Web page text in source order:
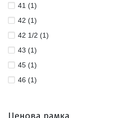
41 (1)
42 (1)
42 1/2 (1)
43 (1)
45 (1)
46 (1)